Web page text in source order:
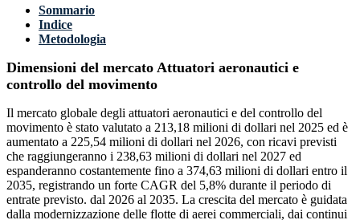
Sommario
Indice
Metodologia
Dimensioni del mercato Attuatori aeronautici e
controllo del movimento
Il mercato globale degli attuatori aeronautici e del controllo del
movimento è stato valutato a 213,18 milioni di dollari nel 2025 ed è
aumentato a 225,54 milioni di dollari nel 2026, con ricavi previsti
che raggiungeranno i 238,63 milioni di dollari nel 2027 ed
espanderanno costantemente fino a 374,63 milioni di dollari entro il
2035, registrando un forte CAGR del 5,8% durante il periodo di
entrate previsto. dal 2026 al 2035. La crescita del mercato è guidata
dalla modernizzazione delle flotte di aerei commerciali, dai continui